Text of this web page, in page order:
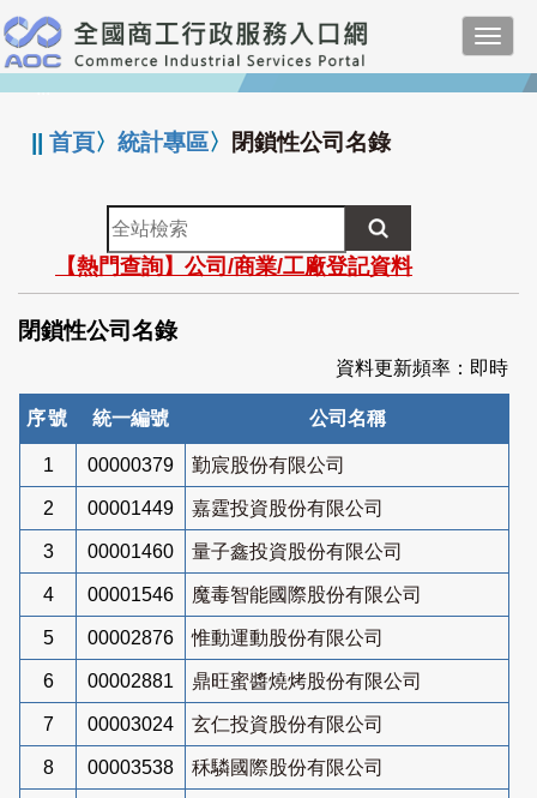
跳
到
主
要
:::
||首頁〉統計專區〉 閉鎖性公司名錄
全
站
檢
索
【熱門查詢】公司/商業/工廠登記資料
閉鎖性公司名錄
資料更新頻率：即時
序號 統一編號 公司名稱
1 00000379 勤宸股份有限公司
2 00001449 嘉霆投資股份有限公司
3 00001460 量子鑫投資股份有限公司
4 00001546 魔毒智能國際股份有限公司
5 00002876 惟動運動股份有限公司
6 00002881 鼎旺蜜醬燒烤股份有限公司
7 00003024 玄仁投資股份有限公司
8 00003538 秝驎國際股份有限公司